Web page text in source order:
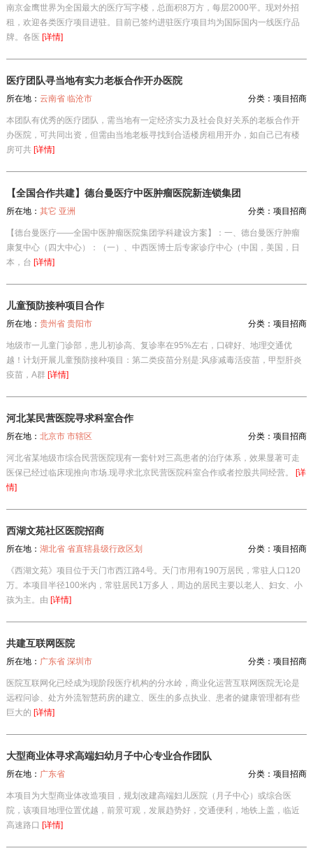
南京金鹰世界为全国最大的医疗写字楼，总面积8万方，每层2000平。现对外招
租，欢迎各类医疗项目进驻。目前已签约进驻医疗项目均为国际国内一线医疗品
牌。各医 [详情]
医疗团队寻当地有实力老板合作开办医院
所在地： 云南省 临沧市 分类：项目招商
本团队有优秀的医疗团队，需当地有一定经济实力及社会良好关系的老板合作开
办医院，可共同出资，但需由当地老板寻找到合适楼房租用开办，如自己已有楼
房可共 [详情]
【全国合作共建】德台曼医疗中医肿瘤医院新连锁集团
所在地： 其它 亚洲 分类：项目招商
【德台曼医疗——全国中医肿瘤医院集团学科建设方案】：一、德台曼医疗肿瘤
康复中心（四大中心）：（一）、中西医博士后专家诊疗中心（中国，美国，日
本，台 [详情]
儿童预防接种项目合作
所在地： 贵州省 贵阳市 分类：项目招商
地级市一儿童门诊部，患儿初诊高、复诊率在95%左右，口碑好、地理交通优
越！计划开展儿童预防接种项目：第二类疫苗分别是:风疹减毒活疫苗，甲型肝炎
疫苗，A群 [详情]
河北某民营医院寻求科室合作
所在地： 北京市 市辖区 分类：项目招商
河北省某地级市综合民营医院现有一套针对三高患者的治疗体系，效果显著可走
医保已经过临床现推向市场.现寻求北京民营医院科室合作或者控股共同经营。
[详
情]
西湖文苑社区医院招商
所在地： 湖北省 省直辖县级行政区划 分类：项目招商
《西湖文苑》项目位于天门市西江路4号。天门市用有190万居民，常驻人口120
万。本项目半径100米内，常驻居民1万多人，周边的居民主要以老人、妇女、小
孩为主。由 [详情]
共建互联网医院
所在地： 广东省 深圳市 分类：项目招商
医院互联网化已经成为现阶段医疗机构的分水岭，商业化运营互联网医院无论是
远程问诊、处方外流智慧药房的建立、医生的多点执业、患者的健康管理都有些
巨大的 [详情]
大型商业体寻求高端妇幼月子中心专业合作团队
所在地： 广东省 分类：项目招商
本项目为大型商业体改造项目，规划改建高端妇儿医院（月子中心）或综合医
院，该项目地理位置优越，前景可观，发展趋势好，交通便利，地铁上盖，临近
高速路口 [详情]